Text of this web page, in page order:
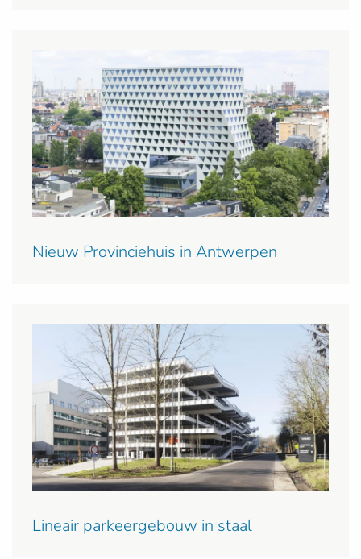
Nieuw Provinciehuis in Antwerpen
Lineair parkeergebouw in staal